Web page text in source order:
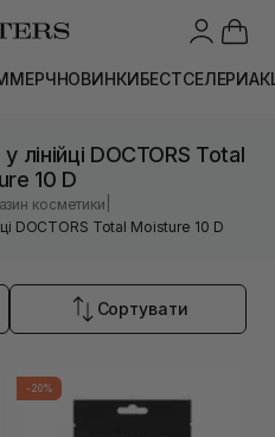
МЕРЧНОВИНКИБЕСТСЕЛЕРИ
лінійці DOCTORS Total
10 D
косметики
DOCTORS Total Moisture 10 D
Сортувати
-20%